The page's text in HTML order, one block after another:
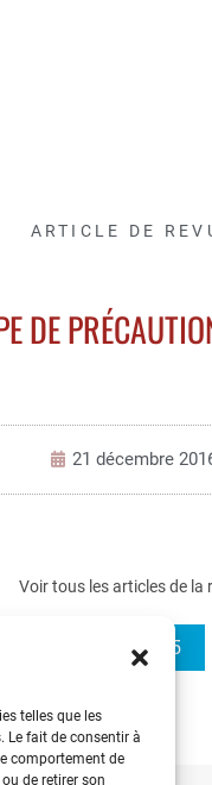
telles que les
Le fait de consentir à
comportement de
de retirer son
ARTICLE DE
DE
21 décembre
Voir tous les articles de la
REE 2016-5